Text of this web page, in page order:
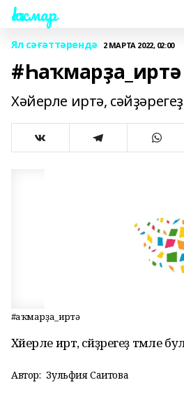
Һаҡмар
Ял сәғәттәрендә 2 МАРТА 2022, 02:00
#Һаҡмарҙа_иртә
Хәйерле иртә,
#Һаҡмарҙа_иртә
Хәйерле иртә, сәйҙәрегеҙ тәмле
Автор: Зульфия Саитова